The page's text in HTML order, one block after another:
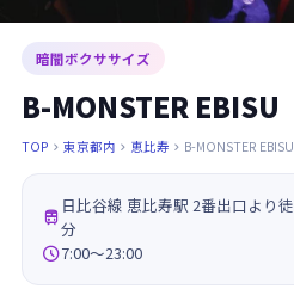
暗闇ボクササイズ
B-MONSTER EBISU
TOP  東京都内  恵比寿  B-MONSTER EBISU

日比谷線 恵比寿駅 2番出口より
分
7:00～23:00